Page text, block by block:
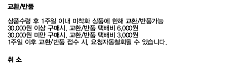
교환/반품
상품수령 후 1주일 이내 미착화 상품에 한해 교환/반품가능
30,000원 이상 구매시, 교환/반품 택배비 6,000원
30,000원 미만 구매시, 교환/반품 택배비 3,000원
1주일 이후 교환/반품 접수 시, 요청자동철회될 수 있습니다.
취 소